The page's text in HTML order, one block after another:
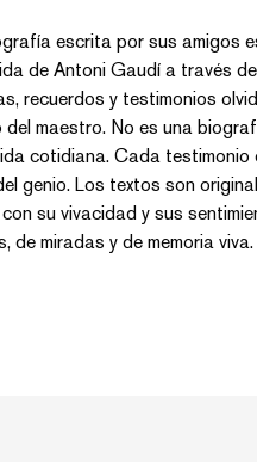
escrita por sus amigos
de Antoni Gaudí a través
recuerdos y testimonios
del maestro. No es una
cotidiana. Cada testimonio
genio. Los textos son
su vivacidad y sus
de miradas y de memoria viva.